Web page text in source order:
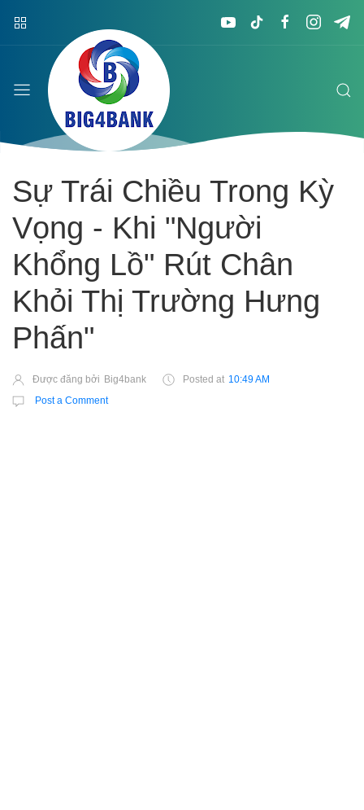
Sự Trái Chiều Trong Kỳ
Vọng - Khi "Người
Khổng Lồ" Rút Chân
Khỏi Thị Trường Hưng
Phấn"
Được đăng bởi Big4bank Posted at 10:49 AM
Post a Comment